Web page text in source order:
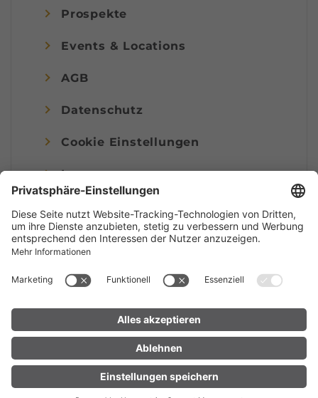
UNTERKUNFT
LIVE
Prospekte
Events & Locations
AGB
Datenschutz
Cookie Einstellungen
Impressum